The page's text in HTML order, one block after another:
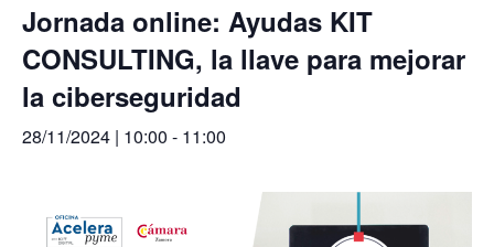
Jornada online: Ayudas KIT
CONSULTING, la llave para mejorar
la ciberseguridad
28/11/2024 | 10:00 - 11:00